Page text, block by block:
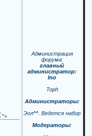
">
Администрация
форума:
главный
администратор:
Ino
Toph
Администраторы:
Эол^^. Ведется набор
Модераторы: